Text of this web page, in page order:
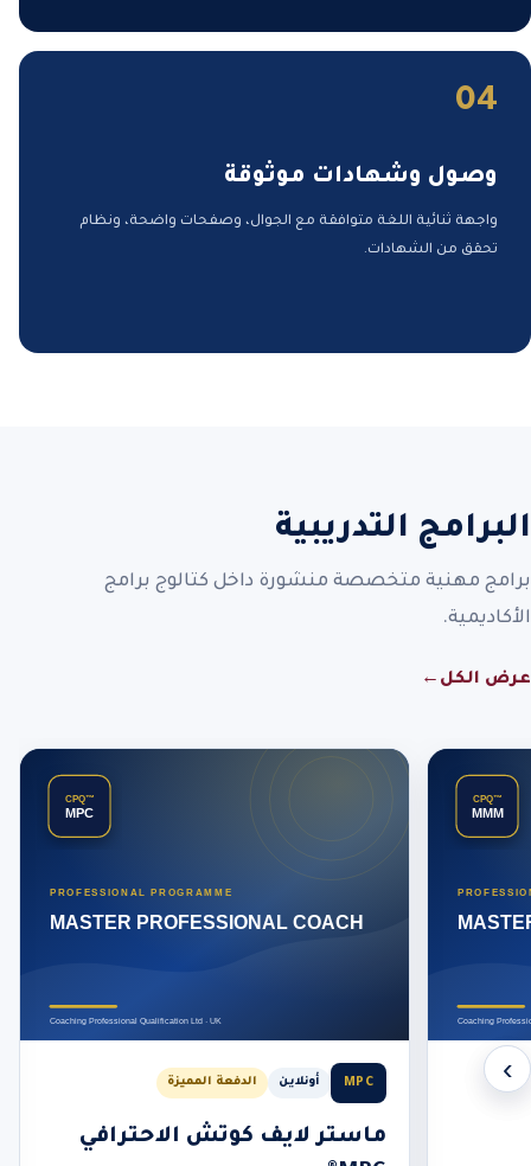
04
وصول وشهادات موثوقة
واجهة ثنائية اللغة متوافقة مع الجوال، وصفحات واضحة، ونظام
تحقق من الشهادات.
البرامج التدريبية
برامج مهنية متخصصة منشورة داخل كتالوج برامج
الأكاديمية.
عرض الكل ←
‹
MPC أونلاين الدفعة المميزة
ماستر لايف كوتش الاحترافي
›